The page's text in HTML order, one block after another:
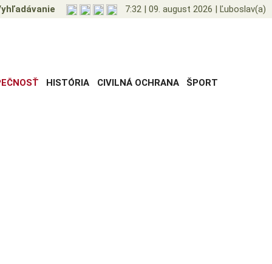
7:32 | 09. august 2026 | Ľuboslav(a)
HISTÓRIA CIVILNÁ OCHRANA ŠPORT